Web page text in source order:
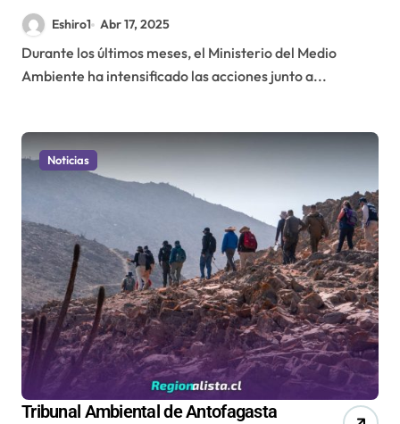
criterios científicos y conocimientos
ancestrales en definición de áreas de
protección
Eshiro1 Abr 17, 2025
Durante los últimos meses, el Ministerio del Medio
Ambiente ha intensificado las acciones junto a...
Noticias
Tribunal Ambiental de Antofagasta